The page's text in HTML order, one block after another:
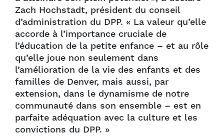
Zach Hochstadt, président du conseil
d’administration du DPP. « La valeur qu’elle
accorde à l’importance cruciale de
l’éducation de la petite enfance – et au rôle
qu’elle joue non seulement dans
l’amélioration de la vie des enfants et des
familles de Denver, mais aussi, par
extension, dans le dynamisme de notre
communauté dans son ensemble – est en
parfaite adéquation avec la culture et les
convictions du DPP. »